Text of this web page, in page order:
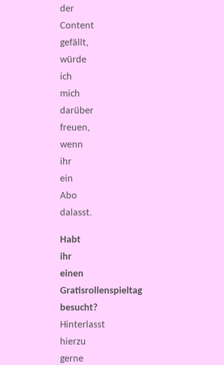
der
Content
gefällt,
würde
ich
mich
darüber
freuen,
wenn
ihr
ein
Abo
dalasst.
Habt
ihr
einen
Gratisrollenspieltag
besucht?
Hinterlasst
hierzu
gerne